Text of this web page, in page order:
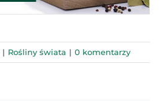
| Rośliny świata | 0 komentarzy